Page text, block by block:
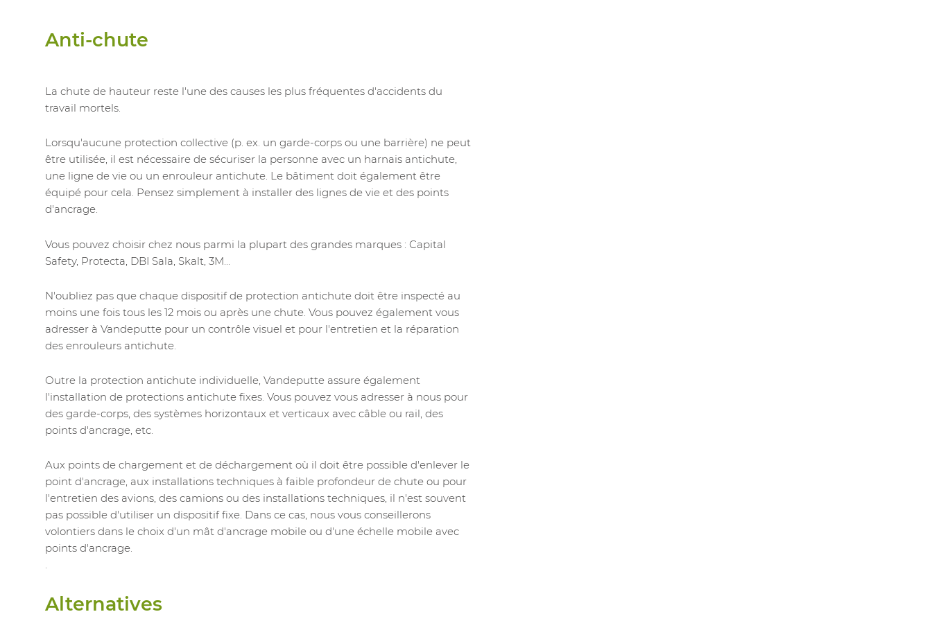
Anti-chute
La chute de hauteur reste l'une des causes les plus fréquentes d'accidents du
travail mortels.
Lorsqu'aucune protection collective (p. ex. un garde-corps ou une barrière) ne peut
être utilisée, il est nécessaire de sécuriser la personne avec un harnais antichute,
une ligne de vie ou un enrouleur antichute. Le bâtiment doit également être
équipé pour cela. Pensez simplement à installer des lignes de vie et des points
d'ancrage.
Vous pouvez choisir chez nous parmi la plupart des grandes marques : Capital
Safety, Protecta, DBI Sala, Skalt, 3M...
N'oubliez pas que chaque dispositif de protection antichute doit être inspecté au
moins une fois tous les 12 mois ou après une chute. Vous pouvez également vous
adresser à Vandeputte pour un contrôle visuel et pour l'entretien et la réparation
des enrouleurs antichute.
Outre la protection antichute individuelle, Vandeputte assure également
l'installation de protections antichute fixes. Vous pouvez vous adresser à nous pour
des garde-corps, des systèmes horizontaux et verticaux avec câble ou rail, des
points d'ancrage, etc.
Aux points de chargement et de déchargement où il doit être possible d'enlever le
point d'ancrage, aux installations techniques à faible profondeur de chute ou pour
l'entretien des avions, des camions ou des installations techniques, il n'est souvent
pas possible d'utiliser un dispositif fixe. Dans ce cas, nous vous conseillerons
volontiers dans le choix d'un mât d'ancrage mobile ou d'une échelle mobile avec
points d'ancrage.
.
Alternatives